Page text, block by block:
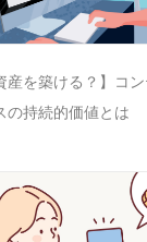
産を築ける？】コ
の持続的価値とは